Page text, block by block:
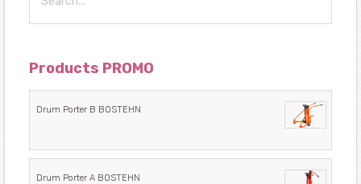
Products PROMO
Drum Porter B BOSTEHN
Drum Porter A BOSTEHN